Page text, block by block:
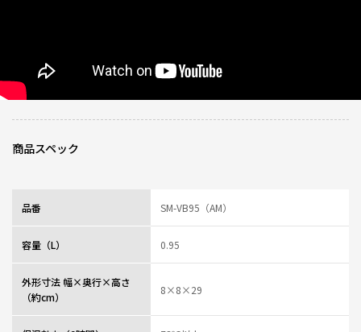
また違う製品も試してみたいと
思います！
た
投稿日
2025/11/11 16:46:56
ニックネーム：ゾウ さん
象印さんのシームレスせんのマグボトルは本当に助かっています。毎日する
ものなので洗い物も減り朝一につける作業も一つだけなのでとっても楽で
す。
見た目もスタイリッシュです。
商品スペック
品番 SM-VB95（AM）
容量（L） 0.95
外形寸法 幅×奥行×高さ
（約cm）
8×8×29